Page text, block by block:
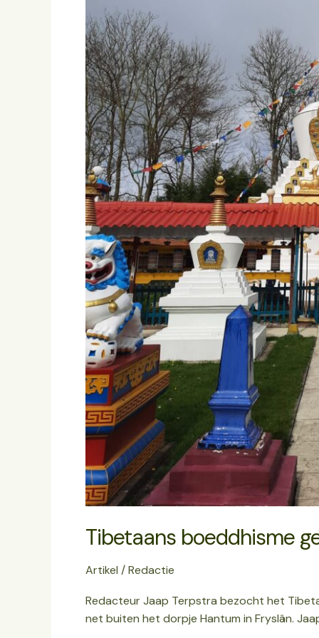
Tibetaans boeddhisme
Artikel /Redactie
Redacteur Jaap Terpstra bezocht het
net buiten het dorpje Hantum in Fryslân.